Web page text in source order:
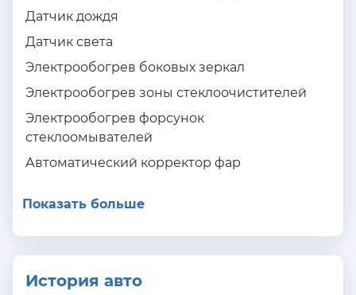
Датчик дождя
Датчик света
Электрообогрев боковых зеркал
Электрообогрев зоны стеклоочистителей
Электрообогрев форсунок
стеклоомывателей
Автоматический корректор фар
Показать больше
История авто